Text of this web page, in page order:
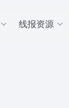
线报资源